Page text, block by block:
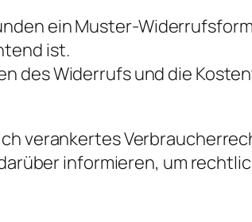
ein Muster-
ist.
des Widerrufs und die
verankertes
informieren, um